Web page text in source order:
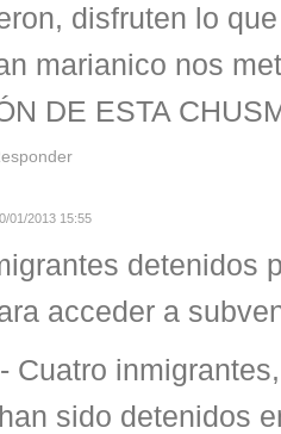
disfruten lo
marianico nos
DE ESTA
01/2013 15:55
detenidos
acceder a
Cuatro
sido detenidos